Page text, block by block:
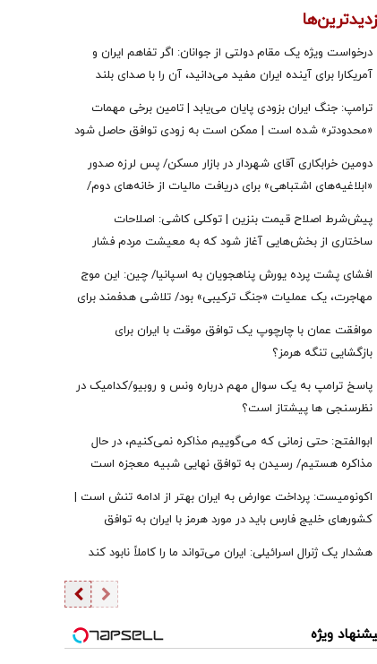
درخواست ویژه یک مقام دولتی از جوانان: اگر تفاهم ایران و
آمریکارا برای آینده ایران مفید می‌دانید، آن را با صدای بلند
مطالبه کنید | کنشکر و ‌ذی‌نفع باشید، منفعل نمانید
ترامپ: جنگ ایران بزودی پایان می‌یابد | تامین برخی مهمات
«محدودتر» شده است | ممکن است به زودی توافق حاصل شود
دومین خرابکاری آقای شهردار در بازار مسکن/ پس لرزه صدور
«ابلاغیه‌های اشتباهی» برای دریافت مالیات از خانه‌‌های دوم/
پیش‌شرط اصلاح قیمت بنزین | توکلی کاشی: اصلاحات
ساختاری از بخش‌هایی آغاز شود که به معیشت مردم فشار
افشای پشت پرده یورش پناهجویان به اسپانیا/ چین: این موج
مهاجرت، یک عملیات «جنگ ترکیبی» بود/ تلاشی هدفمند برای
موافقت عمان با چارچوپ یک توافق موقت با ایران برای
بازگشایی تنگه هرمز؟
پاسخ ترامپ به یک سوال مهم درباره ونس و روبیو/کدامیک در
نظرسنجی ها پیشتاز است؟
ابوالفتح: حتی زمانی که می‌گوییم مذاکره نمی‌کنیم، در حال
مذاکره هستیم/ رسیدن به توافق نهایی شبیه معجزه است
اکونومیست: پرداخت عوارض به ایران بهتر از ادامه تنش است |
کشورهای خلیج فارس باید در مورد هرمز با ایران به توافق
هشدار یک ژنرال اسرائیلی: ایران می‌تواند ما را کاملاً نابود کند
ویژه